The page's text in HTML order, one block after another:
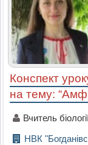
Конспект
на тему:
Вчитель
НВК